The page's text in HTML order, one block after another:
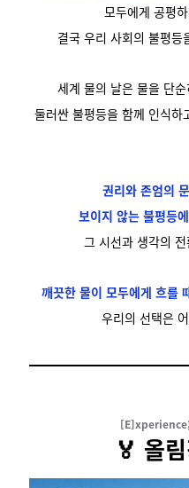
모두에게 공평
결국 우리 사회의 불평등
세계 물의 날은 물을 단
둘러싼 불평등을 함께 인식하
권리와 존엄의
보이지 않는 불평등
그 시선과 생각의
깨끗한 물이 모두에게 흐를
우리의 선택은
[E]xperience;
🏅 올